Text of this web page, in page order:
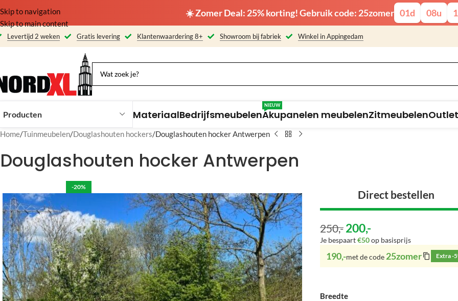
☀️ Zomer Deal: 25% korting! Gebruik code: 25zomer 01d 08u
Skip to navigation
Skip to main content
Levertijd 2 weken Gratis levering Klantenwaardering 8+ Showroom bij fabriek Winkel in Appingedam
Producten MateriaalBedrijfsmeubelenAkupanelen meubelen
NIEUW
ZitmeubelenOutlet
Home Tuinmeubelen Douglashouten hockers Douglashouten hocker Antwerpen
Douglashouten hocker Antwerpen
-20%
Direct bestellen
250,- 200,-
Je bespaart€50op basisprijs
190,-met de code 25zomer Extra -
Breedte